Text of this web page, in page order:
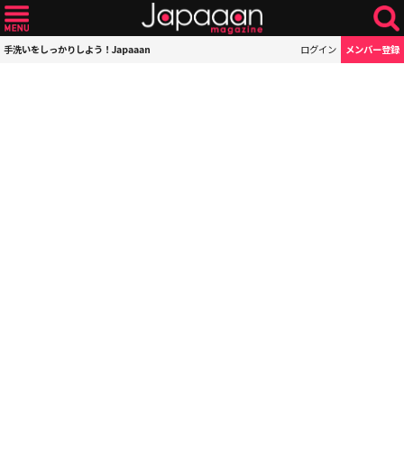
手洗いをしっかりしよう！Japaaan ログイン メンバー登録